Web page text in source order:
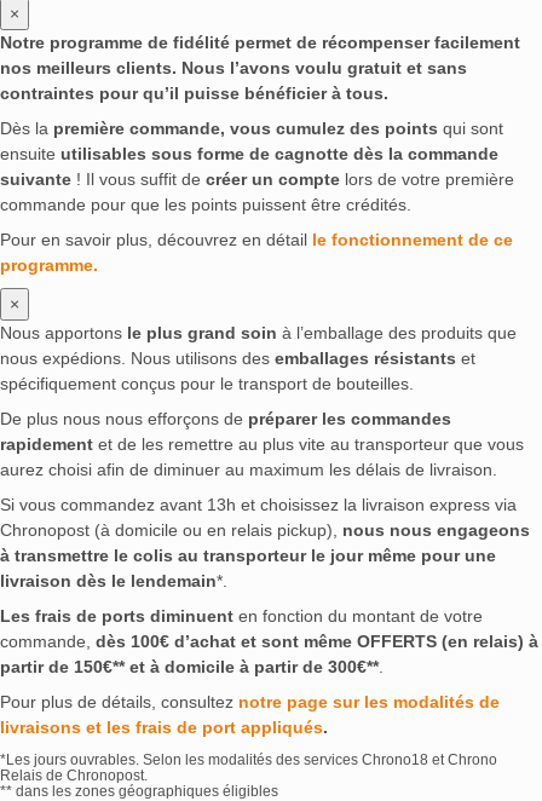
×
Notre programme de fidélité permet de récompenser facilement
nos meilleurs clients. Nous l’avons voulu gratuit et sans
contraintes pour qu’il puisse bénéficier à tous.
Dès la première commande, vous cumulez des points qui sont
ensuite utilisables sous forme de cagnotte dès la commande
suivante ! Il vous suffit de créer un compte lors de votre première
commande pour que les points puissent être crédités.
Pour en savoir plus, découvrez en détail le fonctionnement de ce
programme.
×
Nous apportons le plus grand soin à l’emballage des produits que
nous expédions. Nous utilisons des emballages résistants et
spécifiquement conçus pour le transport de bouteilles.
De plus nous nous efforçons de préparer les commandes
rapidement et de les remettre au plus vite au transporteur que vous
aurez choisi afin de diminuer au maximum les délais de livraison.
Si vous commandez avant 13h et choisissez la livraison express via
Chronopost (à domicile ou en relais pickup), nous nous engageons
à transmettre le colis au transporteur le jour même pour une
livraison dès le lendemain*.
Les frais de ports diminuent en fonction du montant de votre
commande, dès 100€ d’achat et sont même OFFERTS (en relais) à
partir de 150€** et à domicile à partir de 300€**.
Pour plus de détails, consultez notre page sur les modalités de
livraisons et les frais de port appliqués.
*Les jours ouvrables. Selon les modalités des services Chrono18 et Chrono
Relais de Chronopost.
** dans les zones géographiques éligibles